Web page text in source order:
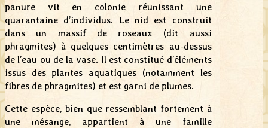
panure vit en colonie réunissant une
quarantaine d’individus. Le nid est construit
dans un massif de roseaux (dit aussi
phragmites) à quelques centimètres au-dessus
de l’eau ou de la vase. Il est constitué d’éléments
issus des plantes aquatiques (notamment les
fibres de phragmites) et est garni de plumes.
Cette espèce, bien que ressemblant fortement à
une mésange, appartient à une famille